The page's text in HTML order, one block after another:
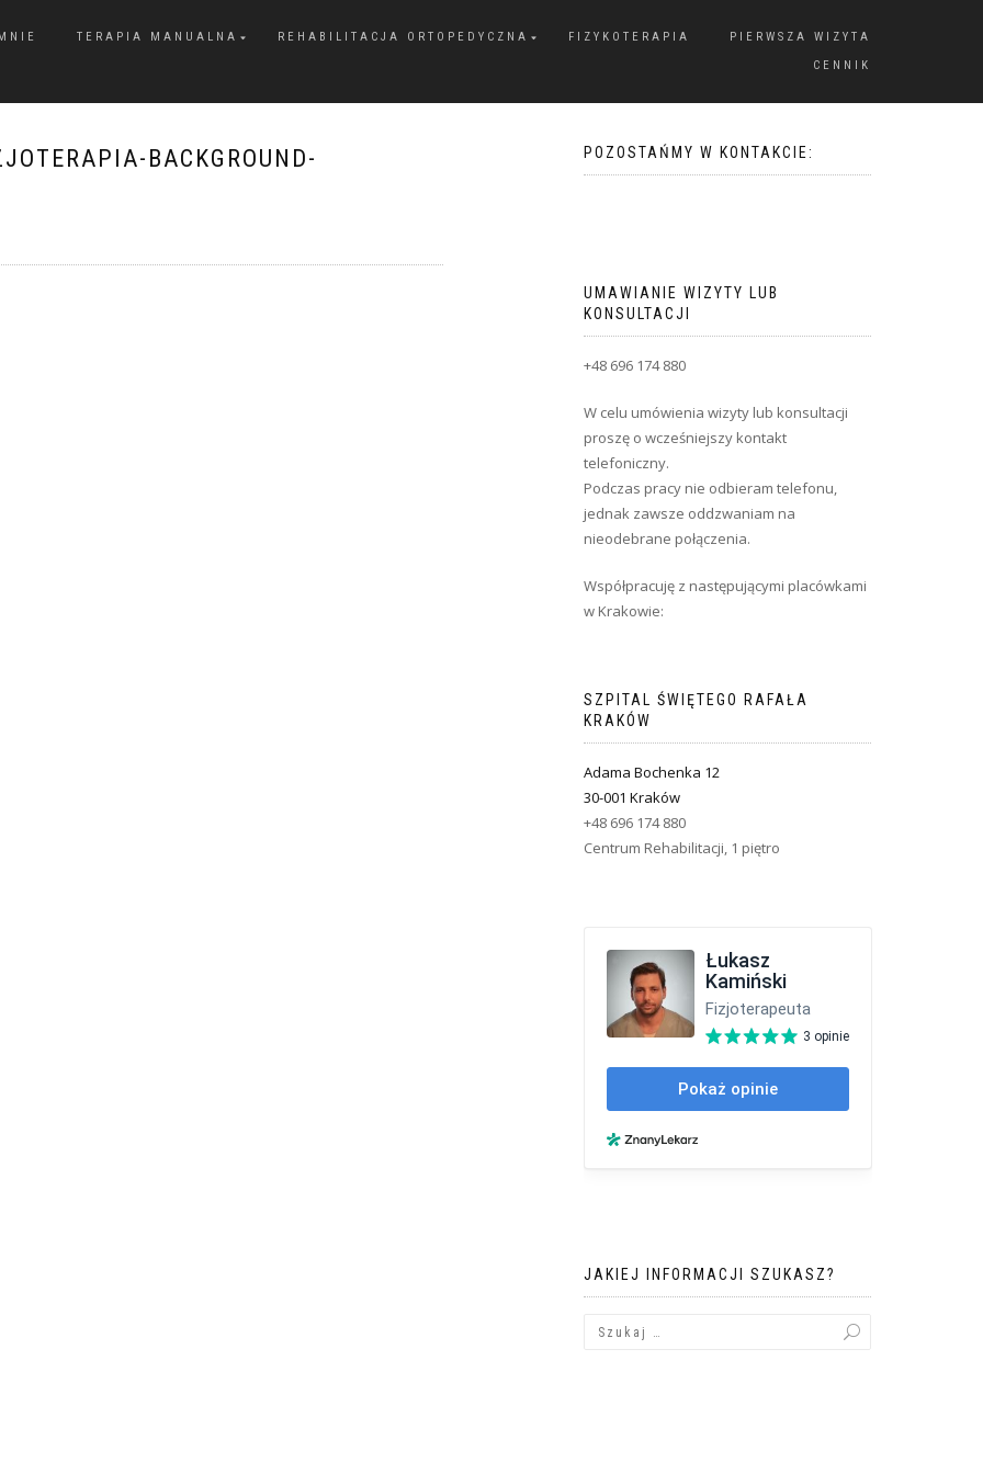
TERAPIA MANUALNA REHABILITACJA ORTOPEDYCZNA FIZYKOTERAPIA
PIERWSZA WIZYTA
CENNIK
BACKGROUND-
POZOSTAŃMY W KONTAKCIE:
UMAWIANIE WIZYTY LUB
KONSULTACJI
+48 696 174 880
W celu umówienia wizyty lub konsultacji
proszę o wcześniejszy kontakt
telefoniczny.
Podczas pracy nie odbieram telefonu,
jednak zawsze oddzwaniam na
nieodebrane połączenia.
Współpracuję z następującymi placówkami
w Krakowie:
SZPITAL ŚWIĘTEGO RAFAŁA
KRAKÓW
Adama Bochenka 12
30-001 Kraków
+48 696 174 880
Centrum Rehabilitacji, 1 piętro
JAKIEJ INFORMACJI SZUKASZ?